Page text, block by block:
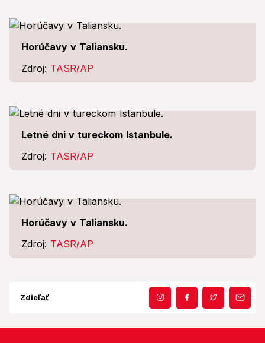
Horúčavy v Taliansku.
Zdroj: TASR/AP
Letné dni v tureckom Istanbule.
Zdroj: TASR/AP
Horúčavy v Taliansku.
Zdroj: TASR/AP
Zdieľať